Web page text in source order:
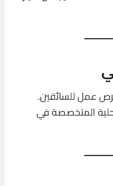
عمل للسائقين.
المتخصصة في